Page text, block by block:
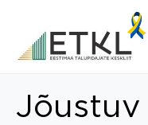
Jõustuv